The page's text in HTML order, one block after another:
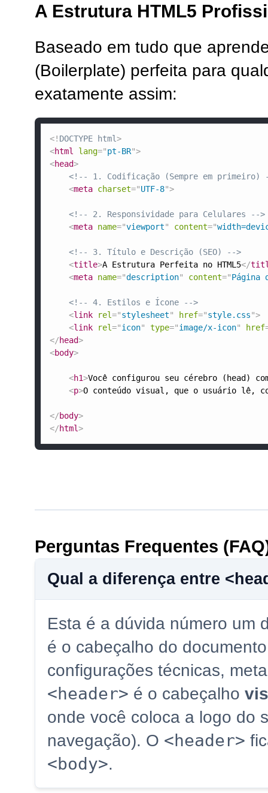
A Estrutura HTML5
Baseado em tudo que
(Boilerplate) perfeita para
exatamente assim:
<! DOCTYPE html>
<html lang="pt-BR">
<head>
<!-- 1. Codificação (Sempre em primeiro)
<meta charset="UTF-8">
<!-- 2. Responsividade para Celulares -->
<meta name="viewport" content="
<!-- 3. Título e Descrição (SEO) -->
<title>A Estrutura Perfeita no HTML5</
<meta name="description" content="Página
<!-- 4. Estilos e Ícone -->
<link rel="stylesheet" href="style.css">
<link rel="icon" type="image/x-icon" href
</head>
<body>
<h1>Você configurou seu cérebro (head)
<p>O conteúdo visual, que o usuário lê,
</body>
</html>
Perguntas Frequentes
Qual a diferença entre
Esta é a dúvida número um
é o cabeçalho do
configurações técnicas,
<header> é o cabeçalho
onde você coloca a logo do
navegação). O <header>
<body>.